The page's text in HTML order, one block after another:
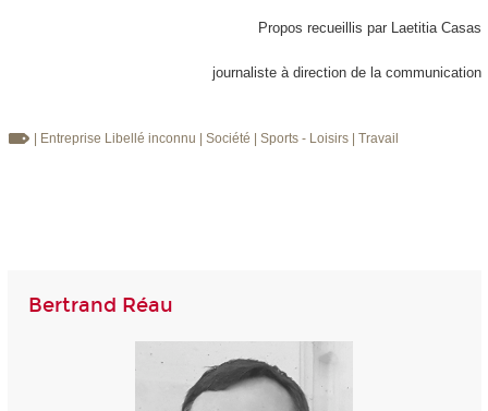
Propos recueillis par Laetitia Casas
journaliste à direction de la communication
| Entreprise Libellé inconnu | Société | Sports - Loisirs | Travail
Bertrand Réau